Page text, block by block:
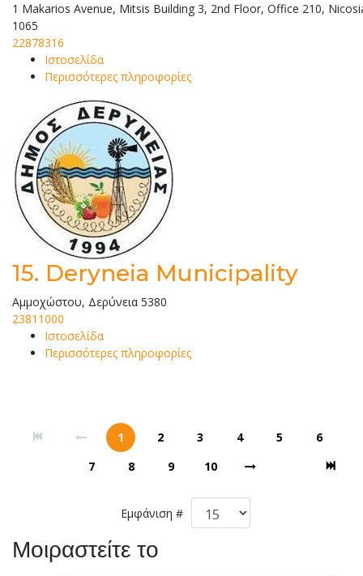
1 Makarios Avenue, Mitsis Building 3, 2nd Floor, Office 210,
1065
22878316
Ιστοσελίδα
Περισσότερες πληροφορίες
15. Deryneia Municipality
Αμμοχώστου, Δερύνεια 5380
23811000
Ιστοσελίδα
Περισσότερες πληροφορίες
1 2 3 4 5
6
7
8 9 10
Εμφάνιση #
Μοιραστείτε το